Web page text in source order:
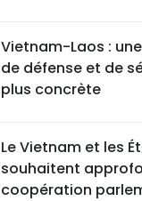
Vietnam-Laos :
de défense et de
plus concrète
Le Vietnam et les
souhaitent
coopération